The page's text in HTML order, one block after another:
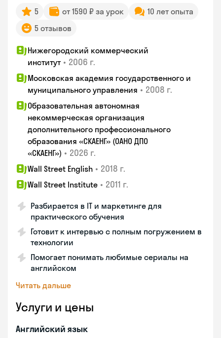
5 от 1590 ₽ за урок
10 лет опыта
5 отзывов
Нижегородский коммерческий
институт • 2006 г.
Московская академия государственного и
муниципального управления • 2008 г.
Образовательная автономная
некоммерческая организация
дополнительного профессионального
образования «СКАЕНГ» (ОАНО ДПО
«СКАЕНГ») • 2026 г.
Wall Street English • 2018 г.
Wall Street Institute • 2011 г.
Разбирается в IT и маркетинге для
практического обучения
Готовит к интервью с полным погружением в
технологии
Помогает понимать любимые сериалы на
английском
Читать дальше
Услуги и цены
Английский язык